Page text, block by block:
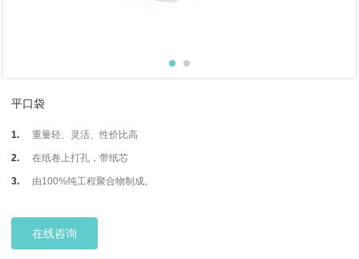
平口袋
1. 重量轻、灵活、性价比高
2. 在纸卷上打孔，带纸芯
3. 由100%纯工程聚合物制成。
在线咨询